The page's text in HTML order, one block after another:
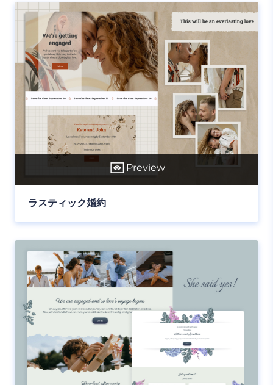
Preview
ラスティック婚約